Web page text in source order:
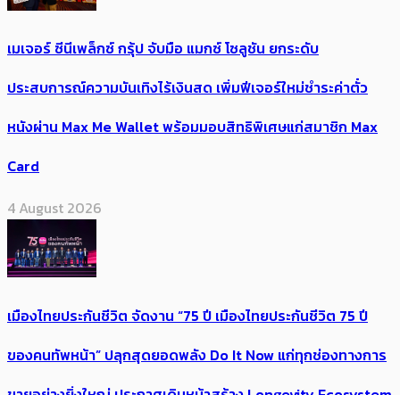
เมเจอร์ ซีนีเพล็กซ์ กรุ้ป จับมือ แมกซ์ โซลูชัน ยกระดับ
ประสบการณ์ความบันเทิงไร้เงินสด เพิ่มฟีเจอร์ใหม่ชำระค่าตั๋ว
หนังผ่าน Max Me Wallet พร้อมมอบสิทธิพิเศษแก่สมาชิก Max
Card
4 August 2026
เมืองไทยประกันชีวิต จัดงาน “75 ปี เมืองไทยประกันชีวิต 75 ปี
ของคนทัพหน้า” ปลุกสุดยอดพลัง Do It Now แก่ทุกช่องทางการ